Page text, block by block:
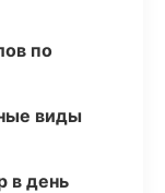
по
виды
в день